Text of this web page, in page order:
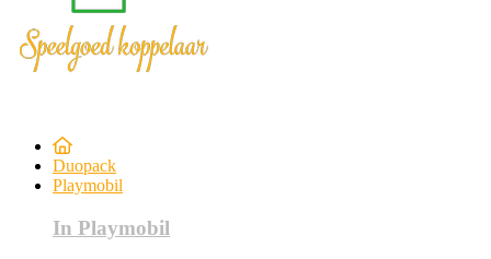
Duopack
Playmobil
In Playmobil